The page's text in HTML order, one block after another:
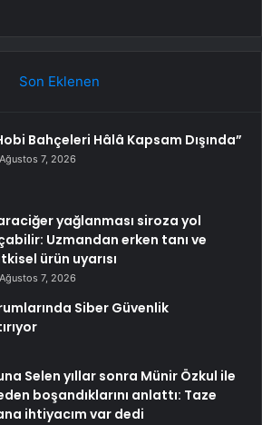
Son Eklenen
Bahçeleri Hâlâ Kapsam Dışında”
Ağustos 7, 2026
yağlanması siroza yol
Uzmandan erken tanı ve
ürün uyarısı
Ağustos 7, 2026
Siber Güvenlik
Selen yıllar sonra Münir Özkul ile
boşandıklarını anlattı: Taze
ihtiyacım var dedi